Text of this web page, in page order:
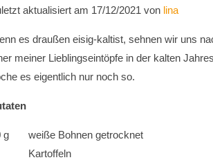
aktualisiert am 17/12/2021 von lina
es draußen eisig-kaltist, sehnen wir uns
meiner Lieblingseintöpfe in der kalten
es eigentlich nur noch so.
g weiße Bohnen getrocknet
Kartoffeln